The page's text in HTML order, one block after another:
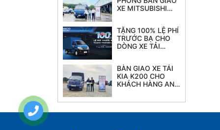
XE MITSUBISHI
thùng 6.2M
TẶNG 100% LỆ PHÍ
TRƯỚC BẠ CHO
DÒNG XE TẢI
BÀN GIAO XE TẢI
KIA K200 CHO
KHÁCH HÀNG ANH